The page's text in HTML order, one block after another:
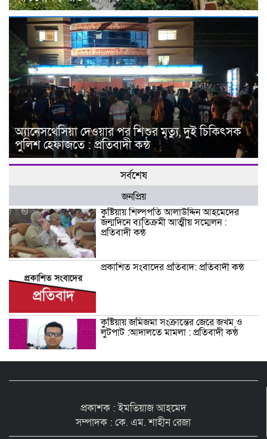
অ্যানেসথেসিয়া দেওয়ার পর শিশুর মৃত্যু, দুই চিকিৎসক
পুলিশ হেফাজতে : প্রতিবাদী কন্ঠ
সর্বশেষ
জনপ্রিয়
কুষ্টিয়ায় শিল্পপতি আলাউদ্দিন আহমেদের
জন্মদিনে ব্যতিক্রমী আত্মীয় সম্মেলন :
প্রতিবাদী কন্ঠ
প্রকাশিত সংবাদের প্রতিবাদ: প্রতিবাদী কন্ঠ
কুষ্টিয়ায় জমিজমা সংক্রান্তের জেরে জখম ও
লুটপাট :আদালতে মামলা : প্রতিবাদী কন্ঠ
শিশু সন্তানকে আটকে বিদেশে পাচার বন্দে
প্রকাশক : ইমতিয়াজ আহমেদ
সম্পাদক : কে. এম. শাহীন রেজা